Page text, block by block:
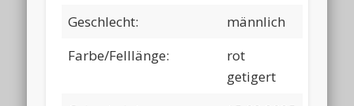
Geschlecht:
männlich
Farbe/Felllänge:
rot
getigert